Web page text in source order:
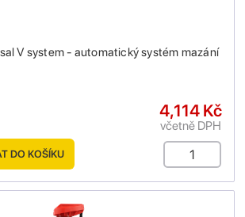
V system - automatický systém mazání
4,114 Kč
včetně DPH
DO KOŠÍKU